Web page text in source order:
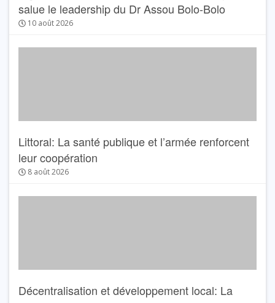
salue le leadership du Dr Assou Bolo-Bolo
10 août 2026
Littoral: La santé publique et l’armée renforcent
leur coopération
8 août 2026
Décentralisation et développement local: La